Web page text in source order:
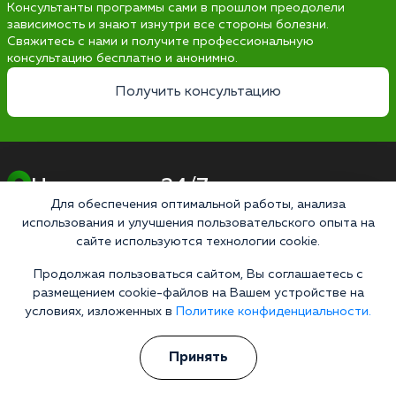
Консультанты программы сами в прошлом преодолели
зависимость и знают изнутри все стороны болезни.
Свяжитесь с нами и получите профессиональную
консультацию бесплатно и анонимно.
Получить консультацию
Наркология 24/7
Наркологическая клиника
Цены
Лицензии
Работаем по стандартам
Для обеспечения оптимальной работы, анализа
использования и улучшения пользовательского опыта на
сайте используются технологии cookie.
Продолжая пользоваться сайтом, Вы соглашаетесь с
размещением cookie-файлов на Вашем устройстве на
условиях, изложенных в
Политике конфиденциальности.
Принять